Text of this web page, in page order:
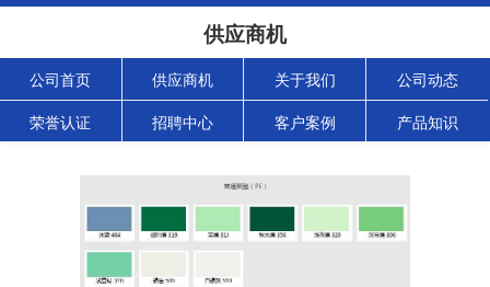
供应商机
公司首页 供应商机 关于我们 公司动态
荣誉认证 招聘中心 客户案例 产品知识